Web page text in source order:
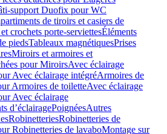
support Duofix pour WC
de tiroirs et casiers de
crochets porte-serviettesÉléments
piedsTableaux magnétiquesPrises
Miroirs et armoires et
pour MiroirsAvec éclairage
Avec éclairage intégréArmoires de
Armoires de toiletteAvec éclairage
Avec éclairage
d’éclairagePoignéesAutres
RobinetteriesRobinetteries de
Robinetteries de lavaboMontage sur